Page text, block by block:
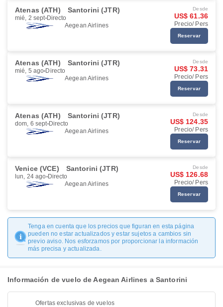
Atenas (ATH) Santorini (JTR)
mié, 2 sept Directo
Aegean Airlines
Desde
US$ 61.36
Precio/ Pers
Reservar
Atenas (ATH) Santorini (JTR)
mié, 5 ago Directo
Aegean Airlines
Desde
US$ 73.31
Precio/ Pers
Reservar
Atenas (ATH) Santorini (JTR)
dom, 6 sept Directo
Aegean Airlines
Desde
US$ 124.35
Precio/ Pers
Reservar
Venice (VCE) Santorini (JTR)
lun, 24 ago Directo
Aegean Airlines
Desde
US$ 126.68
Precio/ Pers
Reservar
Tenga en cuenta que los precios que figuran en esta página
pueden no estar actualizados y estar sujetos a cambios sin
previo aviso. Nos esforzamos por proporcionar la información
más precisa y actualizada.
Información de vuelo de Aegean Airlines a Santorini
Ofertas exclusivas de vuelos